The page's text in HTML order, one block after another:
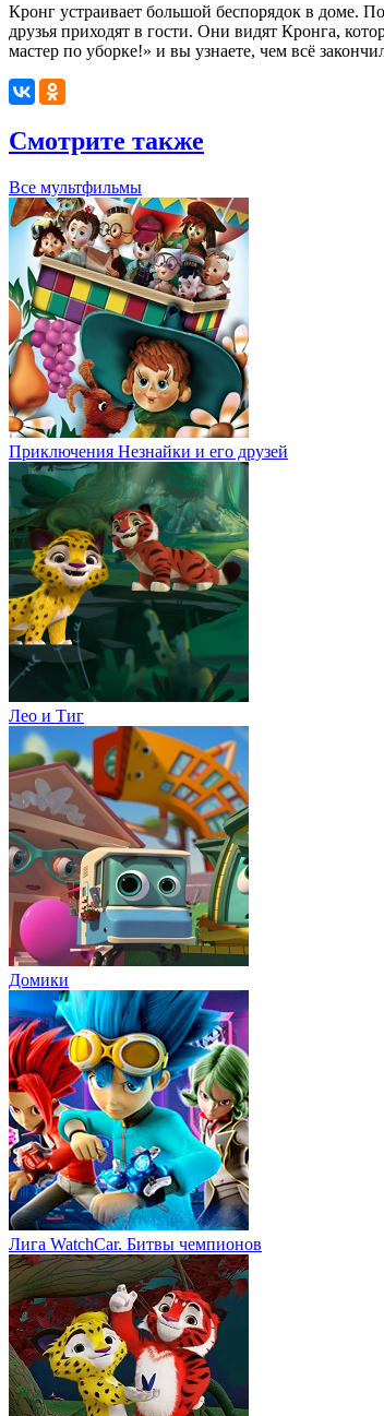
Кронг устраивает большой беспорядок в доме.
друзья приходят в гости. Они видят Кронга,
мастер по уборке!» и вы узнаете, чем всё
Смотрите также
Все мультфильмы
Приключения Незнайки и его друзей
Лео и Тиг
Домики
Лига WatchCar. Битвы чемпионов